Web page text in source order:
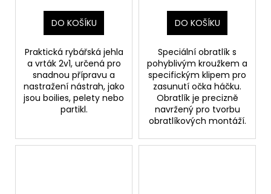
DO KOŠÍKU
Praktická rybářská jehla
a vrták 2v1, určená pro
snadnou přípravu a
nastražení nástrah, jako
jsou boilies, pelety nebo
partikl.
DO KOŠÍKU
Speciální obratlík s
pohyblivým kroužkem a
specifickým klipem pro
zasunutí očka háčku.
Obratlík je precizně
navržený pro tvorbu
obratlíkových montáží.